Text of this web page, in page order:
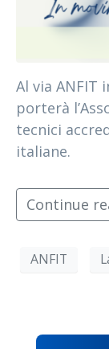
Al via ANFIT
porterà
tecnici
italiane.
Continue
ANFIT